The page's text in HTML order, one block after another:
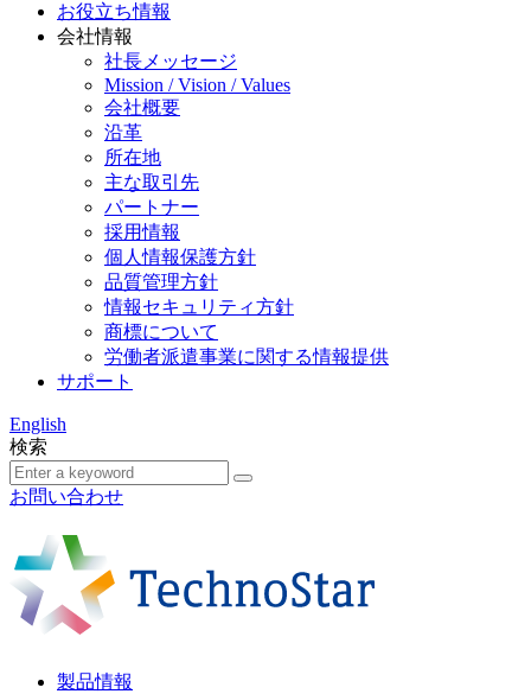
お役立ち情報
会社情報
社長メッセージ
Mission / Vision / Values
会社概要
沿革
所在地
主な取引先
パートナー
採用情報
個人情報保護方針
品質管理方針
情報セキュリティ方針
商標について
労働者派遣事業に関する情報提供
サポート
English
検索
お問い合わせ
製品情報